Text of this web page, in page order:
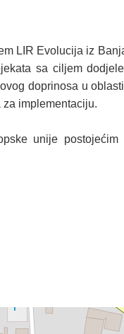
LIR Evolucija iz
sa ciljem
doprinosa u
implementaciju.
unije